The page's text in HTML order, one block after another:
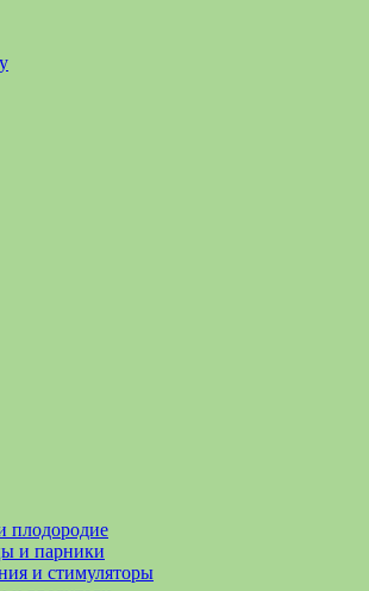
плодородие
и парники
и стимуляторы